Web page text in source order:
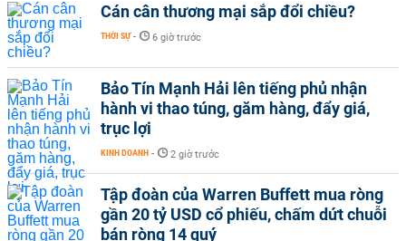
Cán cân thương mại sắp đổi chiều?
THỜI SỰ - 6 giờ trước
Bảo Tín Mạnh Hải lên tiếng phủ nhận
hành vi thao túng, găm hàng, đẩy giá,
trục lợi
KINH DOANH - 2 giờ trước
Tập đoàn của Warren Buffett mua ròng
gần 20 tỷ USD cổ phiếu, chấm dứt chuỗi
bán ròng 14 quý